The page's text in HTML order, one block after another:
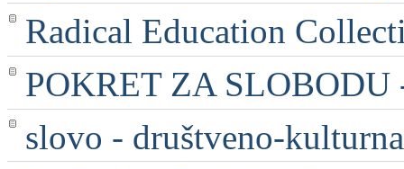
Radical Education
POKRET ZA SLOBODU
slovo - društveno-